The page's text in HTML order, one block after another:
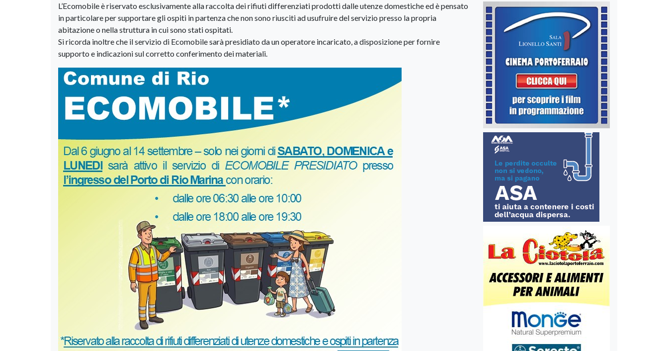
L’Ecomobile è riservato esclusivamente alla raccolta dei rifiuti differenziati prodotti dalle utenze domestiche ed è pensato
in particolare per supportare gli ospiti in partenza che non sono riusciti ad usufruire del servizio presso la propria
abitazione o nella struttura in cui sono stati ospitati.
Si ricorda inoltre che il servizio di Ecomobile sarà presidiato da un operatore incaricato, a disposizione per fornire
supporto e indicazioni sul corretto conferimento dei materiali.